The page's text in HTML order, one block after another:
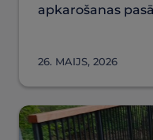
apkarošanas
26. MAIJS, 2026